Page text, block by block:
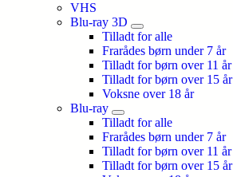
VHS
Blu-ray 3D
Tilladt for alle
Frarådes børn under 7 år
Tilladt for børn over 11 år
Tilladt for børn over 15 år
Voksne over 18 år
Blu-ray
Tilladt for alle
Frarådes børn under 7 år
Tilladt for børn over 11 år
Tilladt for børn over 15 år